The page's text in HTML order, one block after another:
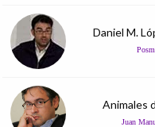
Daniel M.
Animales
Juan